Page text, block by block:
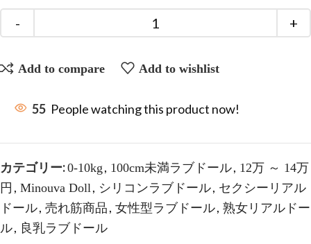
Add to compare Add to wishlist
55 People watching this product now!
カテゴリー:0-10kg , 100cm未満ラブドール, 12万 ～ 14万
円 , Minouva Doll, シリコンラブドール, セクシーリアル
ドール, 売れ筋商品 , 女性型ラブドール, 熟女リアルドー
ル, 良乳ラブドール